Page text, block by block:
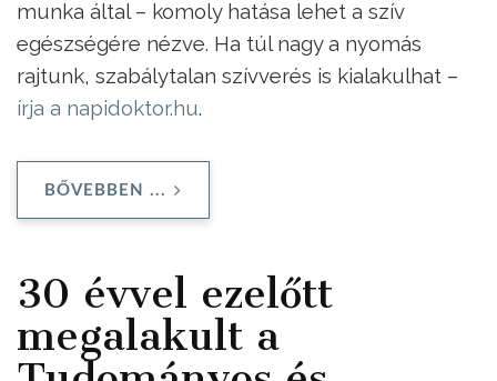
munka által – komoly hatása lehet a szív
egészségére nézve. Ha túl nagy a nyomás
rajtunk, szabálytalan szívverés is kialakulhat –
írja a napidoktor.hu.
BŐVEBBEN ...
30 évvel ezelőtt
megalakult a